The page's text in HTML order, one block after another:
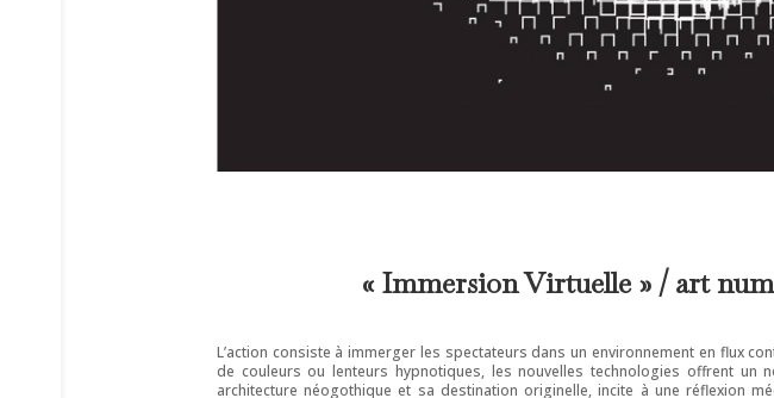
« Immersion Virtuelle » / art
L’action consiste à immerger les spectateurs dans un environnement en flux
de couleurs ou lenteurs hypnotiques, les nouvelles technologies offrent un
architecture néogothique et sa destination originelle, incite à une réflexion